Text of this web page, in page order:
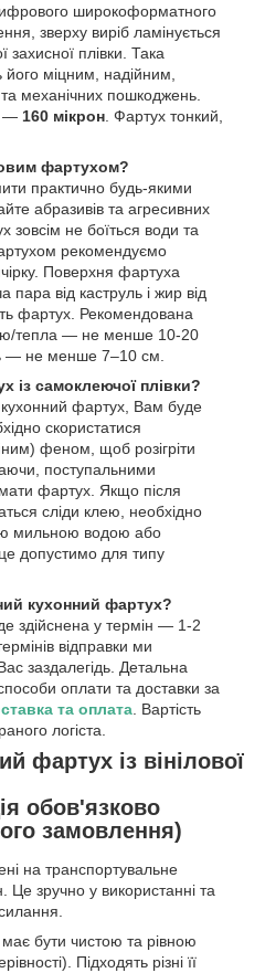
широкоформатного
зверху виріб ламінується
плівки. Така
міцним, надійним,
механічних пошкоджень.
— 160 мікрон . Фартух тонкий,
фартухом?
практично будь-якими
абразивів та агресивних
зовсім не боїться води та
рекомендуємо
Поверхня фартуха
пара від каструль і жир від
фартух. Рекомендована
тепла — не менше 10-20
— не менше 7–10 см.
із самоклеючої плівки?
фартух, Вам буде
скористатися
феном, щоб розігріти
поступальними
фартух. Якщо після
сліди клею, необхідно
мильною водою або
допустимо для типу
кухонний фартух?
здійснена у термін — 1-2
відправки ми
заздалегідь. Детальна
оплати та доставки за
та оплата . Вартість
логіста.
фартух із вінілової
обов'язково
замовлення)
на транспортувальне
Це зручно у використанні та
бути чистою та рівною
Підходять різні її